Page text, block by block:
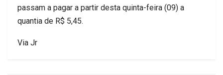
passam a pagar a partir desta quinta-feira (09) a
quantia de R$ 5,45.
Via Jr